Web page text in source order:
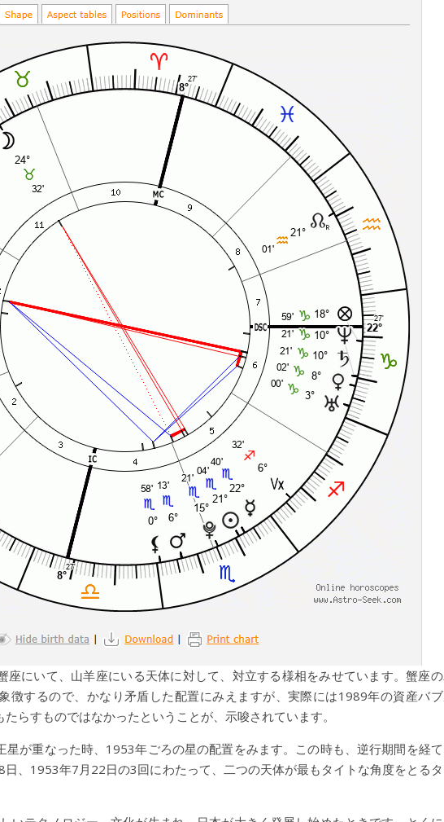
座にいて、山羊座にいる天体に対して、対立する様相をみせています。蟹座
徴するので、かなり矛盾した配置にみえますが、実際には1989年の資産バ
らすものではなかったということが、示唆されています。
が重なった時、1953年ごろの星の配置をみます。この時も、逆行期間を経て
、1953年7月22日の3回にわたって、二つの天体が最もタイトな角度をとる